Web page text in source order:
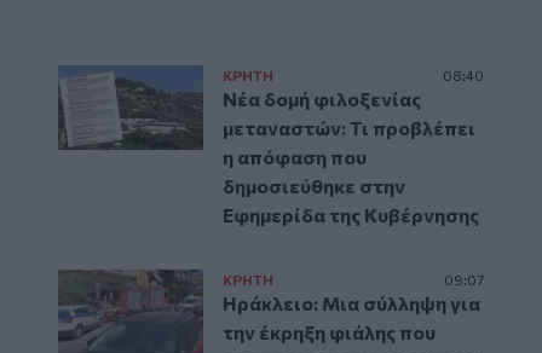
ΚΡΗΤΗ 08:40
Νέα δομή φιλοξενίας
μεταναστών: Τι προβλέπει
η απόφαση που
δημοσιεύθηκε στην
Εφημερίδα της Κυβέρνησης
ΚΡΗΤΗ 09:07
Ηράκλειο: Μια σύλληψη για
την έκρηξη φιάλης που